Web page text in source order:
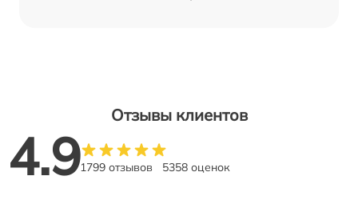
Отзывы клиентов
4.91799 отзывов 5358 оценок